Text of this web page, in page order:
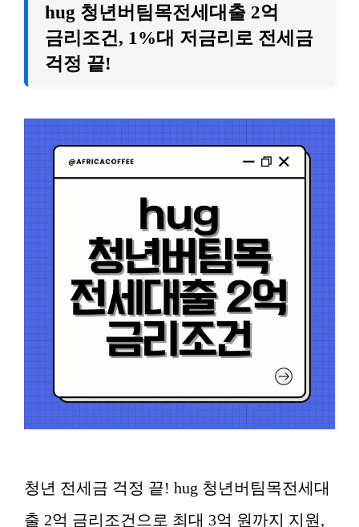
hug 청년버팀목전세대출 2억
금리조건, 1%대 저금리로 전세금
걱정 끝!
청년 전세금 걱정 끝! hug 청년버팀목전세대
출 2억 금리조건으로 최대 3억 원까지 지원,